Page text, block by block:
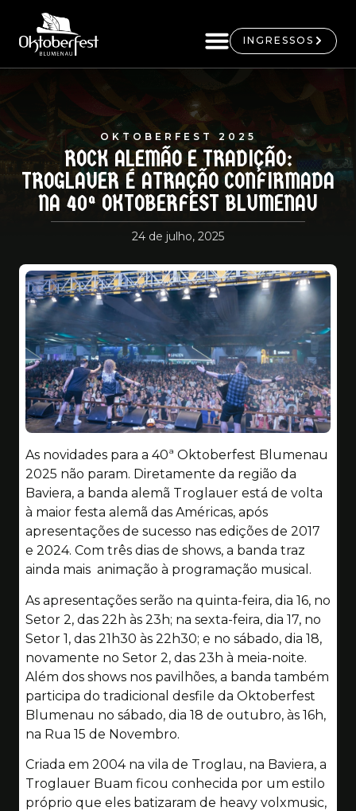
INGRESSOS
OKTOBERFEST 2025
ROCK ALEMÃO E TRADIÇÃO:
TROGLAUER É ATRAÇÃO CONFIRMADA
NA 40ª OKTOBERFEST BLUMENAU
24 de julho, 2025
As novidades para a 40ª Oktoberfest Blumenau
2025 não param. Diretamente da região da
Baviera, a banda alemã Troglauer está de volta
à maior festa alemã das Américas, após
apresentações de sucesso nas edições de 2017
e 2024. Com três dias de shows, a banda traz
ainda mais animação à programação musical.
As apresentações serão na quinta-feira, dia 16, no
Setor 2, das 22h às 23h; na sexta-feira, dia 17, no
Setor 1, das 21h30 às 22h30; e no sábado, dia 18,
novamente no Setor 2, das 23h à meia-noite.
Além dos shows nos pavilhões, a banda também
participa do tradicional desfile da Oktoberfest
Blumenau no sábado, dia 18 de outubro, às 16h,
na Rua 15 de Novembro.
Criada em 2004 na vila de Troglau, na Baviera, a
Troglauer Buam ficou conhecida por um estilo
próprio que eles batizaram de heavy volxmusic,